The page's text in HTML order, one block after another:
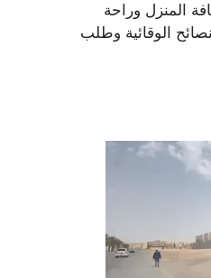
المنزل وراحة
الوقائية وطلب